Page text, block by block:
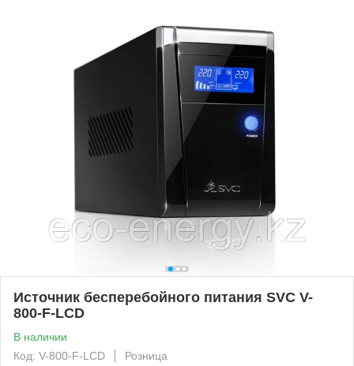
Источник бесперебойного питания SVC V-
800-F-LCD
В наличии
Код: V-800-F-LCD
Розница